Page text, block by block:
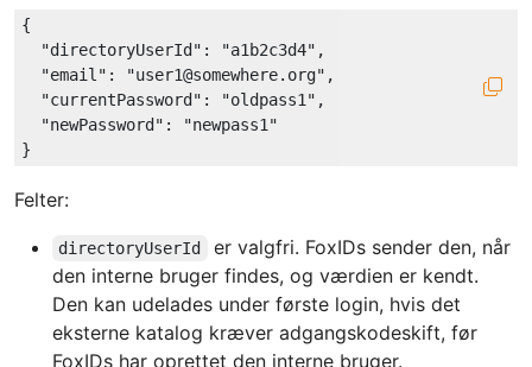
{
"directoryUserId" : "a1b2c3d4" ,
"email" : "user1@somewhere.org" ,
"currentPassword" : "oldpass1" ,
"newPassword" :
"newpass1"
Felter:
directoryUserId
er valgfri. FoxIDs sender den, når
den interne bruger findes, og værdien er kendt.
Den kan udelades under første login, hvis det
eksterne katalog kræver adgangskodeskift, før
FoxIDs har oprettet den interne bruger.